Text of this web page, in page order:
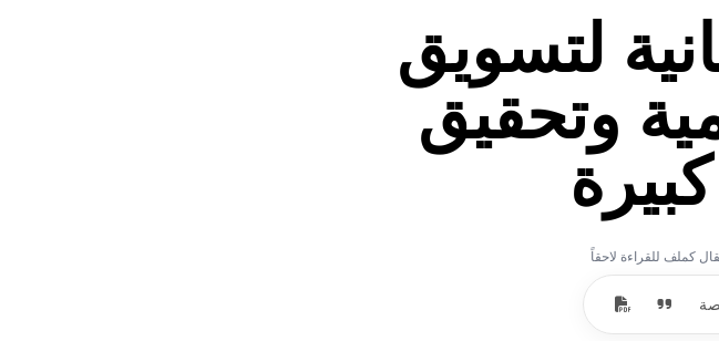
لتسويق
وتحقيق